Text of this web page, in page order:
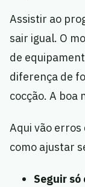
Assistir ao
sair igual. O
de
diferença de
cocção. A boa
Aqui vão
como ajustar
Seguir só